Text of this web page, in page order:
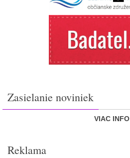
Zasielanie noviniek
VIAC INFO
Reklama